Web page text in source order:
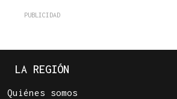
LA REGIÓN
Quiénes somos